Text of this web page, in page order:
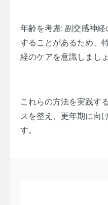
年齢を考慮: 副交感神
することがあるため、
経のケアを意識しましょ
これらの方法を実践す
スを整え、更年期に向
す。